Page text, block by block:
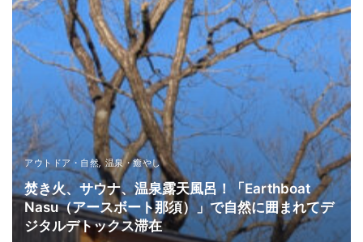
アウトドア・自然,温泉・癒やし
焚き火、サウナ、温泉露天風呂！「Earthboat
Nasu（アースボート那須）」で自然に囲まれてデ
ジタルデトックス滞在